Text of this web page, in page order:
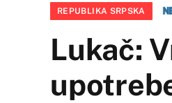
REPUBLIKA SRPSKA
Lukač: